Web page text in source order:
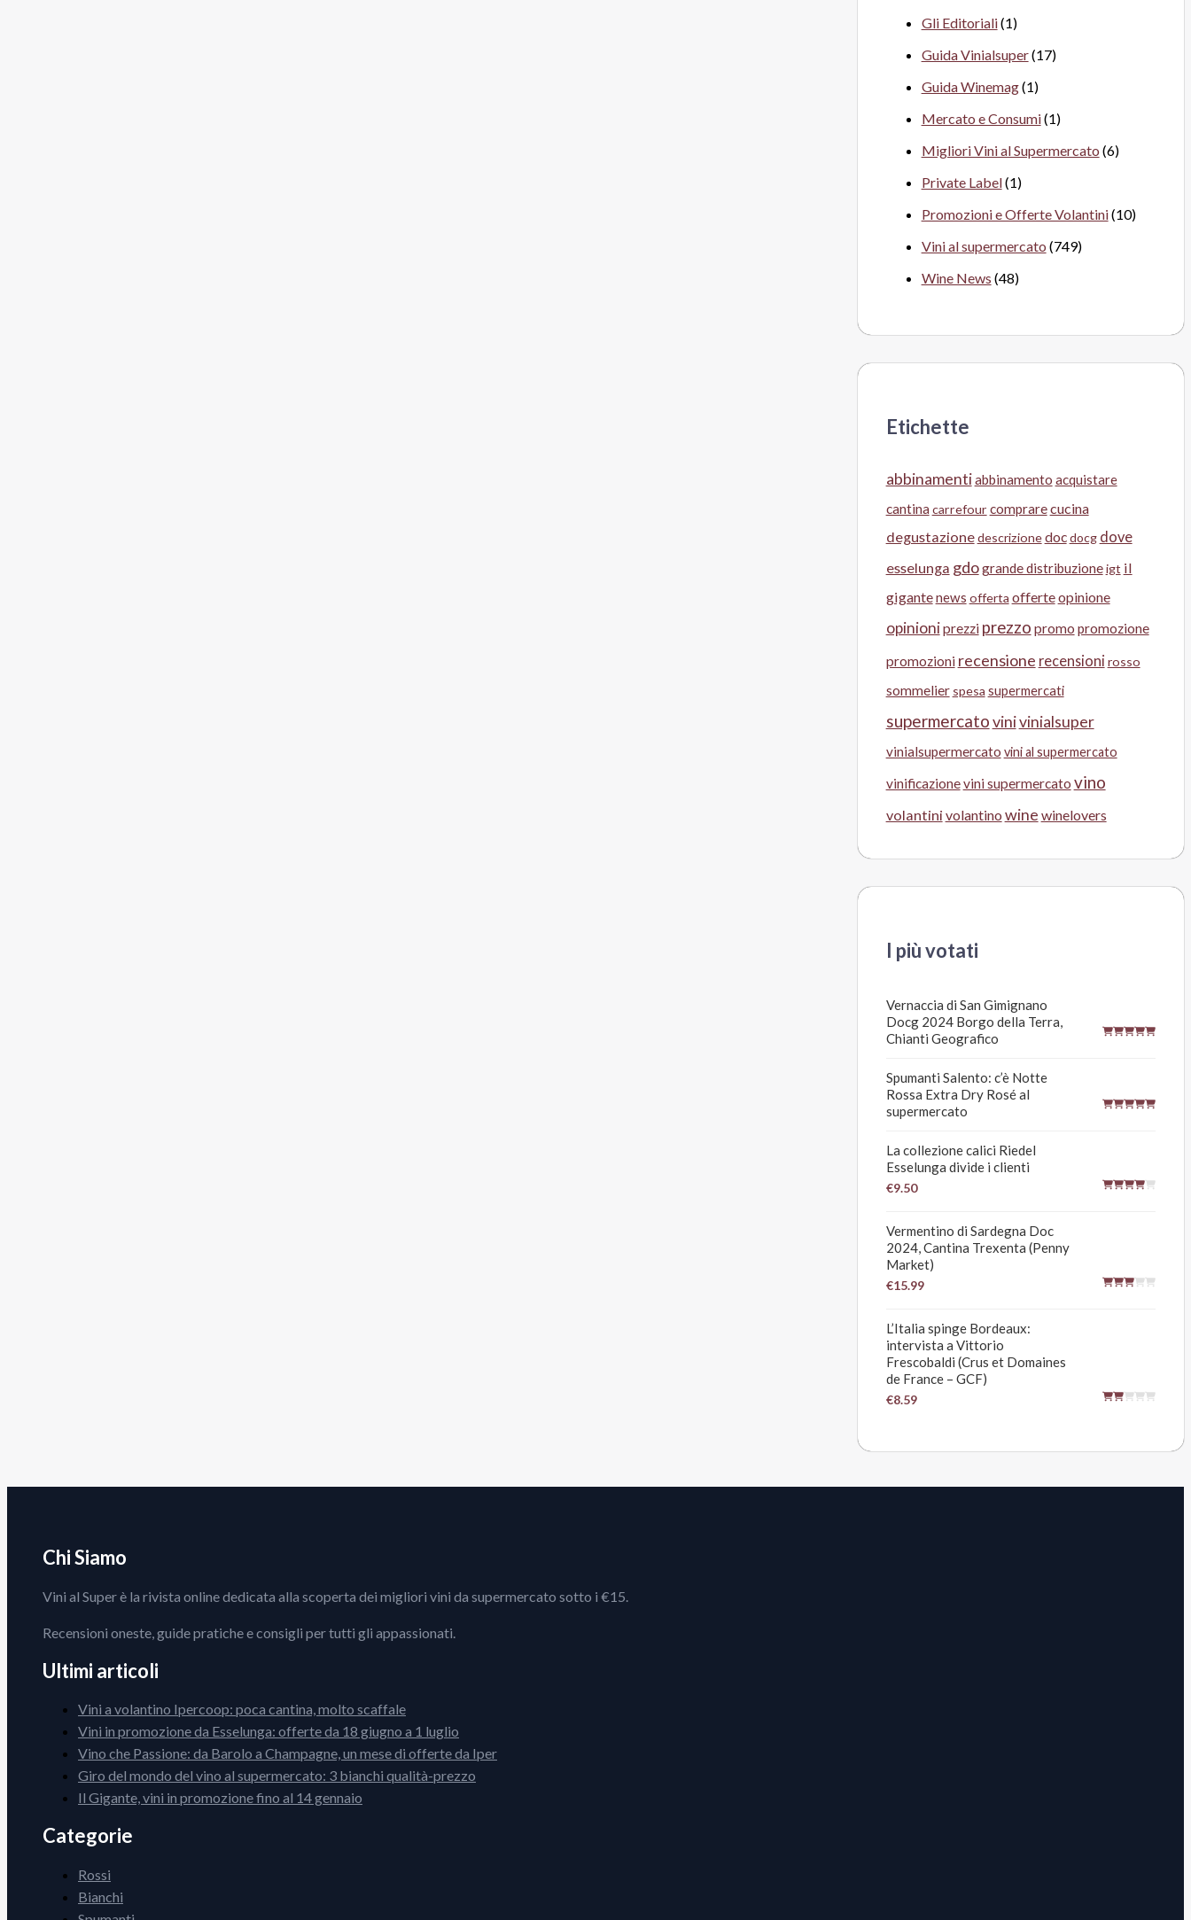
Gli Editoriali(1)
Guida Vinialsuper(17)
Guida Winemag(1)
Mercato e Consumi(1)
Migliori Vini al Supermercato (6)
Private Label(1)
Promozioni e Offerte Volantini(10)
Vini al supermercato (749)
Wine News (48)
Etichette
abbinamentiabbinamento acquistare
cantina carrefour comprarecucina
degustazione descrizione doc docg dove
esselunga gdogrande distribuzione igt il
gigantenews offerta offerteopinione
opinioniprezzi prezzo promo promozione
promozioni recensione recensioni rosso
sommelier spesa supermercati
supermercatovinivinialsuper
vinialsupermercato vini al supermercato
vinificazionevini supermercato vino
volantini volantino wine winelovers
I più votati
Vernaccia di San Gimignano
Docg 2024 Borgo della Terra,
Chianti Geografico
Spumanti Salento: c’è Notte
Rossa Extra Dry Rosé al
supermercato
La collezione calici Riedel
Esselunga divide i clienti
€9.50
Vermentino di Sardegna Doc
2024, Cantina Trexenta (Penny
Market)
€15.99
L’Italia spinge Bordeaux:
intervista a Vittorio
Frescobaldi (Crus et Domaines
de France – GCF)
€8.59
Chi Siamo
Vini al Super è la rivista online dedicata alla scoperta dei migliori vini da supermercato sotto i €15.
Recensioni oneste, guide pratiche e consigli per tutti gli appassionati.
Ultimi articoli
Vini a volantino Ipercoop: poca cantina, molto scaffale
Vini in promozione da Esselunga: offerte da 18 giugno a 1 luglio
Vino che Passione: da Barolo a Champagne, un mese di offerte da Iper
Giro del mondo del vino al supermercato: 3 bianchi qualità-prezzo
Il Gigante, vini in promozione fino al 14 gennaio
Categorie
Rossi
Bianchi